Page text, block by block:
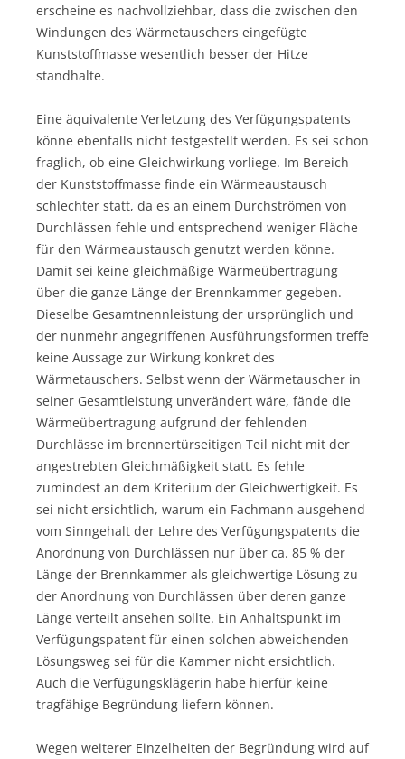
erscheine es nachvollziehbar, dass die zwischen den
Windungen des Wärmetauschers eingefügte
Kunststoffmasse wesentlich besser der Hitze
standhalte.
Eine äquivalente Verletzung des Verfügungspatents
könne ebenfalls nicht festgestellt werden. Es sei schon
fraglich, ob eine Gleichwirkung vorliege. Im Bereich
der Kunststoffmasse finde ein Wärmeaustausch
schlechter statt, da es an einem Durchströmen von
Durchlässen fehle und entsprechend weniger Fläche
für den Wärmeaustausch genutzt werden könne.
Damit sei keine gleichmäßige Wärmeübertragung
über die ganze Länge der Brennkammer gegeben.
Dieselbe Gesamtnennleistung der ursprünglich und
der nunmehr angegriffenen Ausführungsformen treffe
keine Aussage zur Wirkung konkret des
Wärmetauschers. Selbst wenn der Wärmetauscher in
seiner Gesamtleistung unverändert wäre, fände die
Wärmeübertragung aufgrund der fehlenden
Durchlässe im brennertürseitigen Teil nicht mit der
angestrebten Gleichmäßigkeit statt. Es fehle
zumindest an dem Kriterium der Gleichwertigkeit. Es
sei nicht ersichtlich, warum ein Fachmann ausgehend
vom Sinngehalt der Lehre des Verfügungspatents die
Anordnung von Durchlässen nur über ca. 85 % der
Länge der Brennkammer als gleichwertige Lösung zu
der Anordnung von Durchlässen über deren ganze
Länge verteilt ansehen sollte. Ein Anhaltspunkt im
Verfügungspatent für einen solchen abweichenden
Lösungsweg sei für die Kammer nicht ersichtlich.
Auch die Verfügungsklägerin habe hierfür keine
tragfähige Begründung liefern können.
Wegen weiterer Einzelheiten der Begründung wird auf